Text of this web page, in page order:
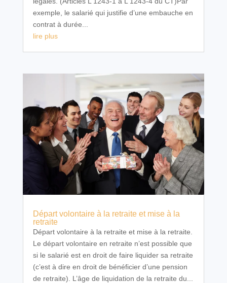
exemple, le salarié qui justifie d’une embauche en
contrat à durée...
lire plus
Départ volontaire à la retraite et mise à la
retraite
Départ volontaire à la retraite et mise à la retraite.
Le départ volontaire en retraite n’est possible que
si le salarié est en droit de faire liquider sa retraite
(c’est à dire en droit de bénéficier d’une pension
de retraite). L’âge de liquidation de la retraite du...